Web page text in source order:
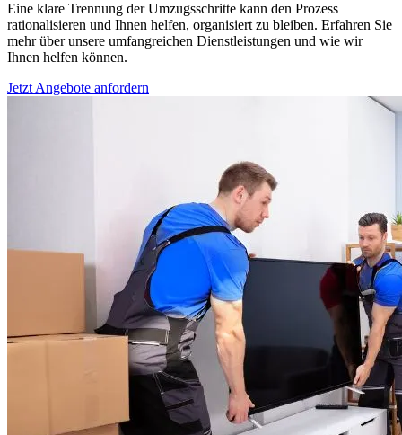
Eine klare Trennung der Umzugsschritte kann den Prozess
rationalisieren und Ihnen helfen, organisiert zu bleiben. Erfahren Sie
mehr über unsere umfangreichen Dienstleistungen und wie wir
Ihnen helfen können.
Jetzt Angebote anfordern